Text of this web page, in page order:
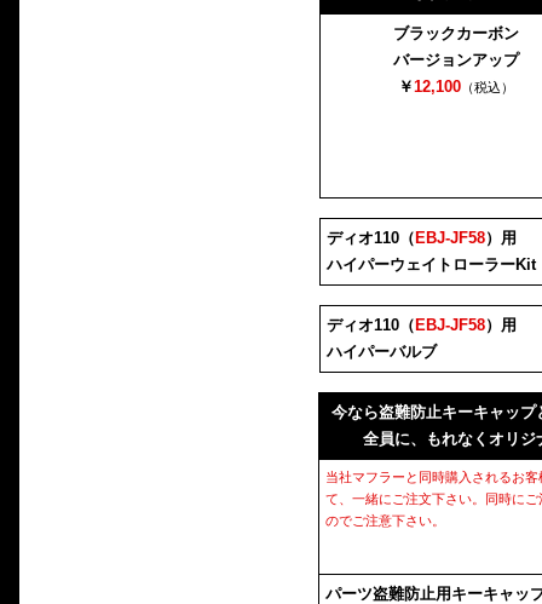
ブラックカーボン
バージョンアップ
￥12,100（税込）
ディオ110（ EBJ-JF58）用
ハイパーウェイトローラーKit
ディオ110（ EBJ-JF58）用
ハイパーバルブ
今なら盗難防止キーキャッ
全員に、もれなくオリ
当社マフラーと同時購入されるお
て、一緒にご注文下さい。同時に
のでご注意下さい。
パーツ盗難防止用キーキャッ